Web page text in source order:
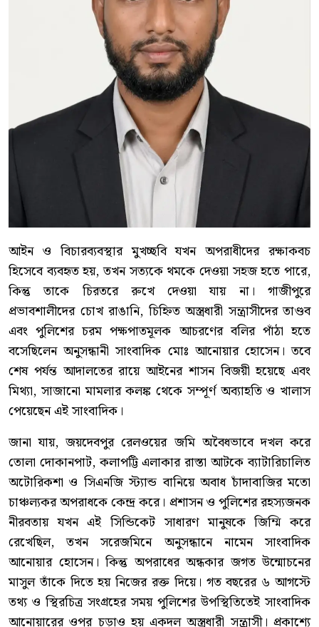
আইন ও বিচারব্যবস্থার মুখচ্ছবি যখন অপরাধীদের রক্ষাকবচ
হিসেবে ব্যবহৃত হয়, তখন সত্যকে থমকে দেওয়া সহজ হতে পারে,
কিন্তু তাকে চিরতরে রুখে দেওয়া যায় না। গাজীপুরে
প্রভাবশালীদের চোখ রাঙানি, চিহ্নিত অস্ত্রধারী সন্ত্রাসীদের তাণ্ডব
এবং পুলিশের চরম পক্ষপাতমূলক আচরণের বলির পাঁঠা হতে
বসেছিলেন অনুসন্ধানী সাংবাদিক মোঃ আনোয়ার হোসেন। তবে
শেষ পর্যন্ত আদালতের রায়ে আইনের শাসন বিজয়ী হয়েছে এবং
মিথ্যা, সাজানো মামলার কলঙ্ক থেকে সম্পূর্ণ অব্যাহতি ও খালাস
পেয়েছেন এই সাংবাদিক।
জানা যায়, জয়দেবপুর রেলওয়ের জমি অবৈধভাবে দখল করে
তোলা দোকানপাট, কলাপট্টি এলাকার রাস্তা আটকে ব্যাটারিচালিত
অটোরিকশা ও সিএনজি স্ট্যান্ড বানিয়ে অবাধ চাঁদাবাজির মতো
চাঞ্চল্যকর অপরাধকে কেন্দ্র করে। প্রশাসন ও পুলিশের রহস্যজনক
নীরবতায় যখন এই সিন্ডিকেট সাধারণ মানুষকে জিম্মি করে
রেখেছিল, তখন সরেজমিনে অনুসন্ধানে নামেন সাংবাদিক
আনোয়ার হোসেন। কিন্তু অপরাধের অন্ধকার জগত উন্মোচনের
মাসুল তাঁকে দিতে হয় নিজের রক্ত দিয়ে। গত বছরের ৬ আগস্টে
তথ্য ও স্থিরচিত্র সংগ্রহের সময় পুলিশের উপস্থিতিতেই সাংবাদিক
আনোয়ারের ওপর চড়াও হয় একদল অস্ত্রধারী সন্ত্রাসী। প্রকাশ্যে